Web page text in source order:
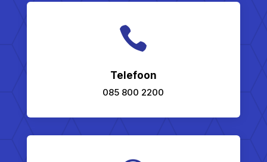

Telefoon
085 800 2200